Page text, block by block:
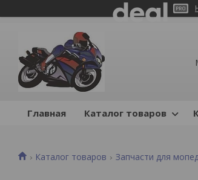
Главная Каталог товаров
Каталог товаров Запчасти для